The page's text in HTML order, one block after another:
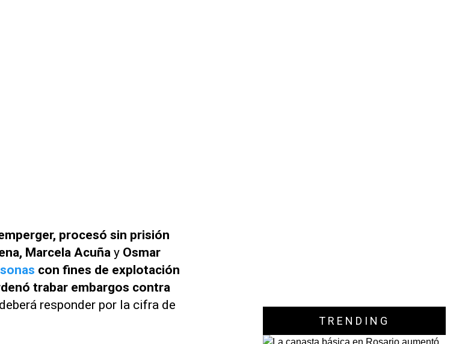
procesó sin prisión
Marcela Acuña y Osmar
con fines de explotación
trabar embargos contra
responder por la cifra de
TRENDING